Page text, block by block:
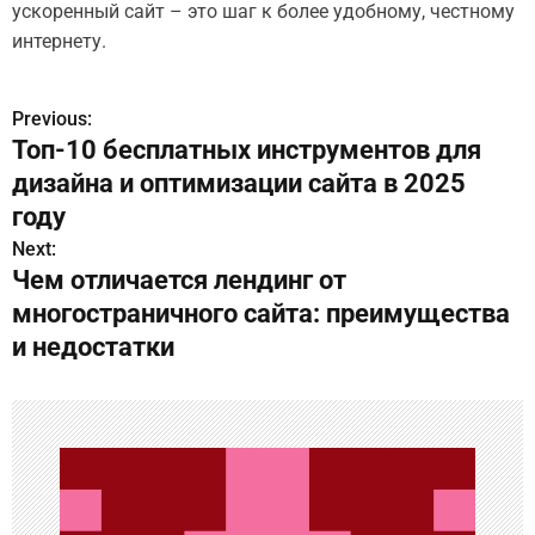
ускоренный сайт – это шаг к более удобному, честному
интернету.
Н
а
в
и
г
а
ц
и
я
Previous:
Топ-10 бесплатных инструментов для
дизайна и оптимизации сайта в 2025
году
Next:
Чем отличается лендинг от
многостраничного сайта: преимущества
и недостатки